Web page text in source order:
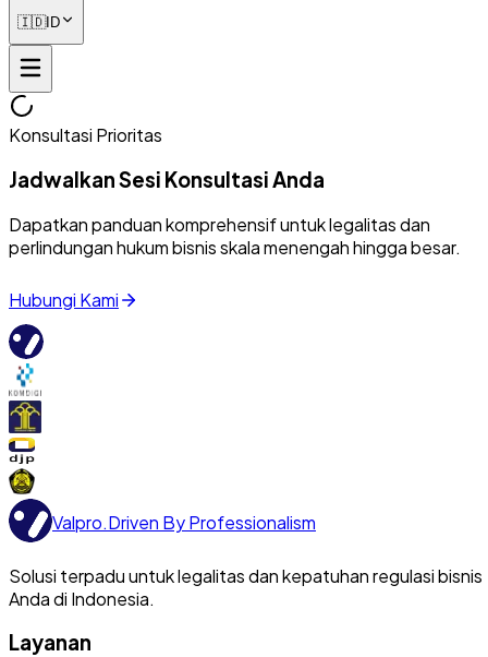
🇮🇩ID
Konsultasi Prioritas
Jadwalkan Sesi Konsultasi Anda
Dapatkan panduan komprehensif untuk legalitas dan
perlindungan hukum bisnis skala menengah hingga besar.
Hubungi Kami
Valpro.Driven By Professionalism
Solusi terpadu untuk legalitas dan kepatuhan regulasi bisnis
Anda di Indonesia.
Layanan